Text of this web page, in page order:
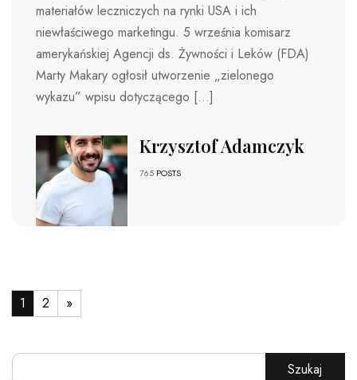
materiałów leczniczych na rynki USA i ich
niewłaściwego marketingu. 5 września komisarz
amerykańskiej Agencji ds. Żywności i Leków (FDA)
Marty Makary ogłosił utworzenie „zielonego
wykazu” wpisu dotyczącego […]
Krzysztof Adamczyk
765 POSTS
1 2 »
Szukaj